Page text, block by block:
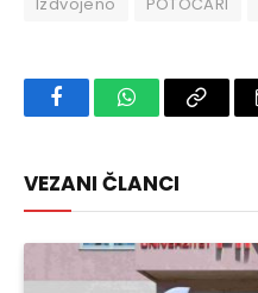
FacebookWhatsAppCopy
VEZANI ČLANCI